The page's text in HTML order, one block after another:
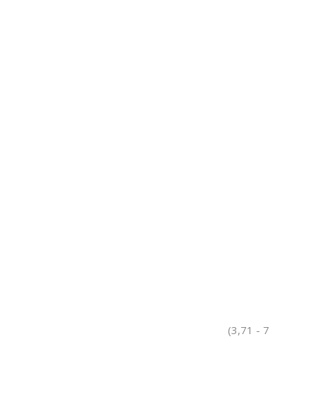
(3,71 - 7